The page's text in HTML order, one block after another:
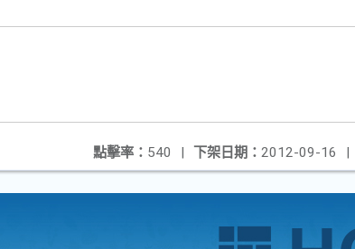
下架日期： 2012-09-16 |
點擊率： 540 |